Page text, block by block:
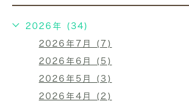
2026年 (34)
2026年7月 (7)
2026年6月 (5)
2026年5月 (3)
2026年4月 (2)